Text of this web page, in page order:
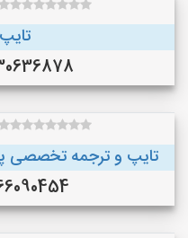
09330636878
تایپ و ترجمه تخصصی
09366090454